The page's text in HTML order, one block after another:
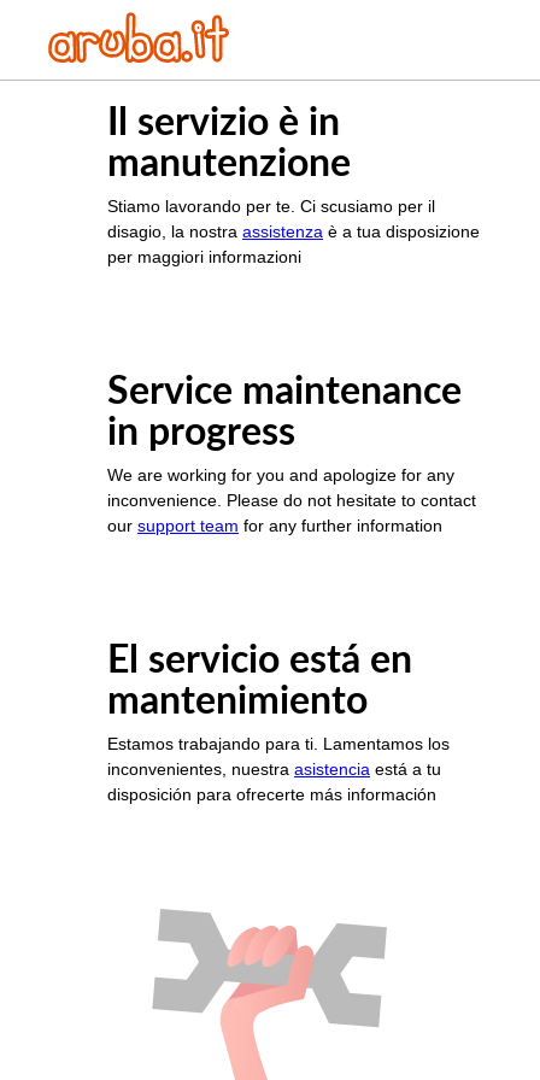
Il servizio è in
manutenzione
Stiamo lavorando per te. Ci scusiamo per il
disagio, la nostra assistenza è a tua disposizione
per maggiori informazioni
Service maintenance
in progress
We are working for you and apologize for any
inconvenience. Please do not hesitate to contact
our support team for any further information
El servicio está en
mantenimiento
Estamos trabajando para ti. Lamentamos los
inconvenientes, nuestra asistencia está a tu
disposición para ofrecerte más información